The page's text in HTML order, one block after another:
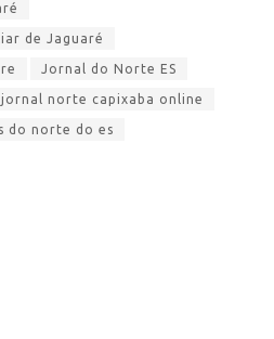
de Jaguaré
Jornal do Norte ES
jornal norte capixaba online
do norte do es